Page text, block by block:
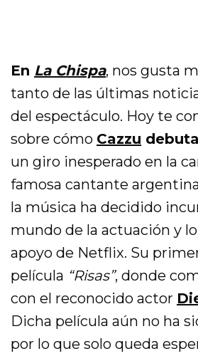
En La Chispa, nos gusta
tanto de las últimas
del espectáculo. Hoy te
sobre cómo Cazzu
un giro inesperado en la
famosa cantante
la música ha decidido
mundo de la actuación y
apoyo de Netflix. Su
película “Risas”, donde
con el reconocido actor
Dicha película aún no ha
por lo que solo queda